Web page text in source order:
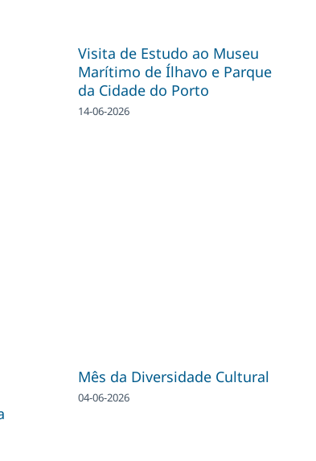
Visita de Estudo ao Museu
Marítimo de Ílhavo e Parque
da Cidade do Porto
14-06-2026
Mês da Diversidade Cultural
04-06-2026